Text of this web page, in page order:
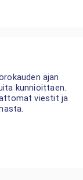
ajan
kunnioittaen.
viestit ja